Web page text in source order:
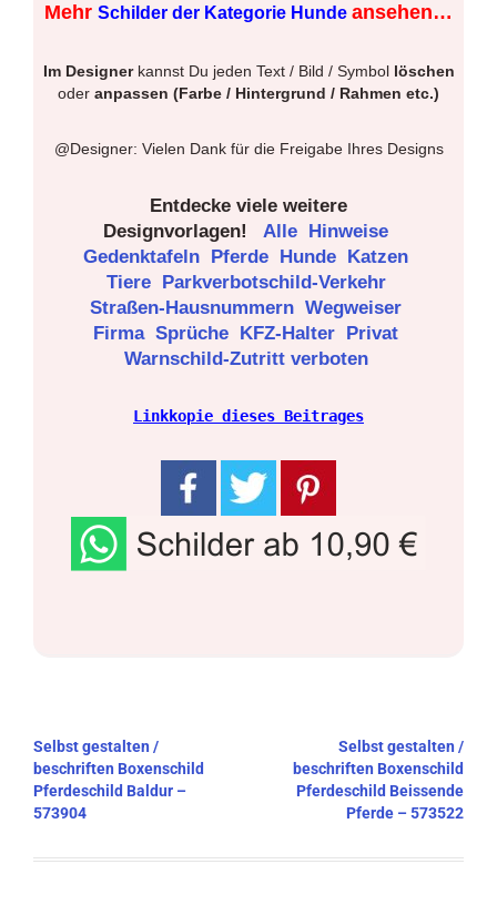
Mehr Schilder der Kategorie Hunde ansehen…
Im Designerkannst Du jeden Text / Bild / Symbol löschen
oder anpassen (Farbe / Hintergrund / Rahmen etc.)
@Designer: Vielen Dank für die Freigabe Ihres Designs
Entdecke viele weitere
Designvorlagen!
Alle
Hinweise
Gedenktafeln
Pferde Hunde
Katzen
Tiere
Parkverbotschild-Verkehr
Straßen-Hausnummern Wegweiser
Firma Sprüche KFZ-Halter
Privat
Warnschild-Zutritt verboten
Linkkopie dieses Beitrages
Beitragsnavigation
Selbst gestalten /
beschriften Boxenschild
Pferdeschild Baldur –
573904
Selbst gestalten /
beschriften Boxenschild
Pferdeschild Beissende
Pferde – 573522